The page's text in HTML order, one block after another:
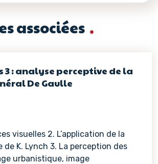
associées
3 : analyse perceptive de la
De Gaulle
visuelles 2. L’application de la
de K. Lynch 3. La perception des
urbanistique, image